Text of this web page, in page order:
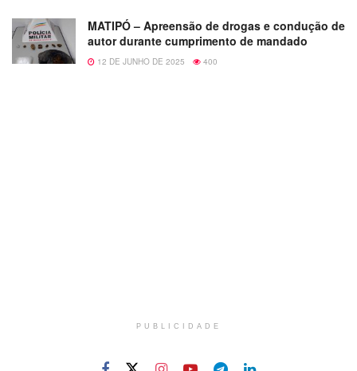
MATIPÓ – Apreensão de drogas e condução de
autor durante cumprimento de mandado
12 DE JUNHO DE 2025 400
PUBLICIDADE